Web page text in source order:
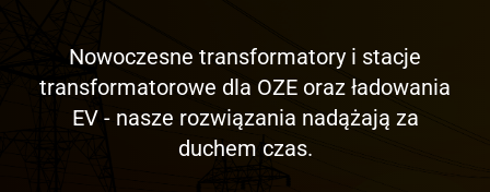
Nowoczesne transformatory i stacje
transformatorowe dla OZE oraz ładowania
EV - nasze rozwiązania nadążają za
duchem czas.